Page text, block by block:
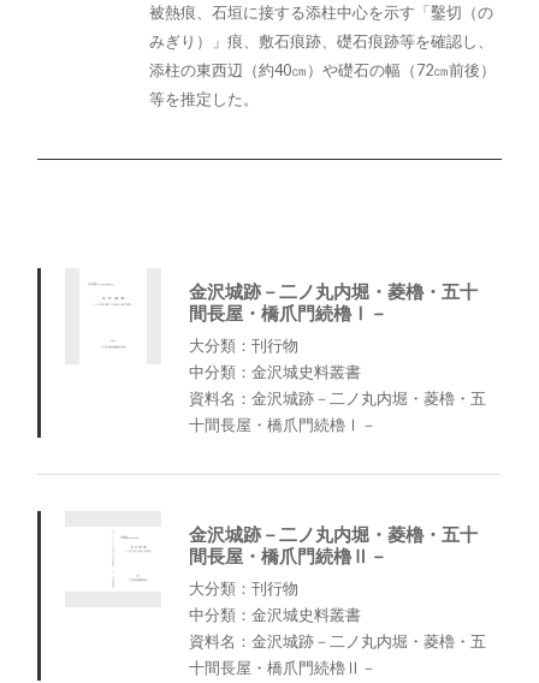
被熱痕、石垣に接する添柱中心を示す「鑿切（の
みぎり）」痕、敷石痕跡、礎石痕跡等を確認し、
添柱の東西辺（約40㎝）や礎石の幅（72㎝前後）
等を推定した。
金沢城跡－二ノ丸内堀・菱櫓・五十
間長屋・橋爪門続櫓Ⅰ－
大分類：刊行物
中分類：金沢城史料叢書
資料名：金沢城跡－二ノ丸内堀・菱櫓・五
十間長屋・橋爪門続櫓Ⅰ－
金沢城跡－二ノ丸内堀・菱櫓・五十
間長屋・橋爪門続櫓Ⅱ－
大分類：刊行物
中分類：金沢城史料叢書
資料名：金沢城跡－二ノ丸内堀・菱櫓・五
十間長屋・橋爪門続櫓Ⅱ－